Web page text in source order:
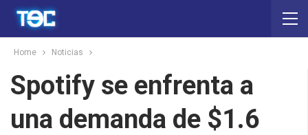
Home Noticias
Spotify se enfrenta a
una demanda de $1.6